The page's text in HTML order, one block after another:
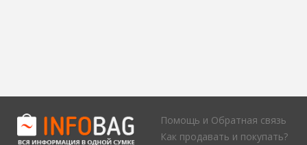
Помощь и Обратная связь
Как продавать и покупать?